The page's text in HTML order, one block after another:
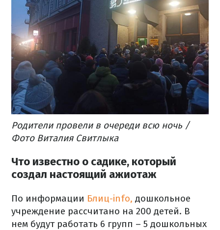
Родители провели в очереди всю ночь /
Фото Виталия Свитлыка
Что известно о садике, который
создал настоящий ажиотаж
По информации Блиц-info, дошкольное
учреждение рассчитано на 200 детей. В
нем будут работать 6 групп – 5 дошкольных